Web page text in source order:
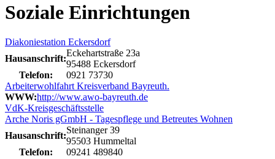
Soziale Einrichtungen
Diakoniestation Eckersdorf
Hausanschrift:
Eckehartstraße 23a
95488 Eckersdorf
Telefon:
0921 73730
Arbeiterwohlfahrt Kreisverband Bayreuth.
WWW:http://www.awo-bayreuth.de
VdK-Kreisgeschäftsstelle
Arche Noris gGmbH - Tagespflege und Betreutes Wohnen
Hausanschrift:
Steinanger 39
95503 Hummeltal
Telefon:
09241 489840